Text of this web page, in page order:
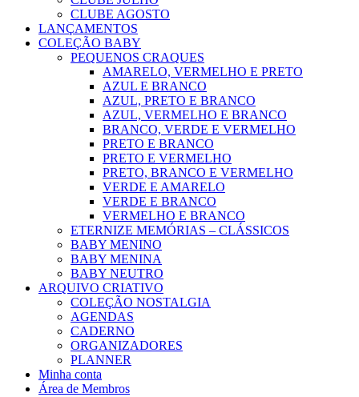
CLUBE AGOSTO
LANÇAMENTOS
COLEÇÃO BABY
PEQUENOS CRAQUES
AMARELO, VERMELHO E PRETO
AZUL E BRANCO
AZUL, PRETO E BRANCO
AZUL, VERMELHO E BRANCO
BRANCO, VERDE E VERMELHO
PRETO E BRANCO
PRETO E VERMELHO
PRETO, BRANCO E VERMELHO
VERDE E AMARELO
VERDE E BRANCO
VERMELHO E BRANCO
ETERNIZE MEMÓRIAS – CLÁSSICOS
BABY MENINO
BABY MENINA
BABY NEUTRO
ARQUIVO CRIATIVO
COLEÇÃO NOSTALGIA
AGENDAS
CADERNO
ORGANIZADORES
PLANNER
Minha conta
Área de Membros